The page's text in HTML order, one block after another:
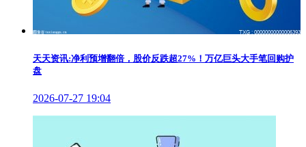
天天资讯:净利预增翻倍，股价反跌超27%！万亿巨头大手笔回购护
盘
2026-07-27 19:04